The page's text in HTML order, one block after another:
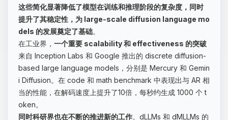
这些简化显著降低了模型在训练和推理阶段的复杂度，同时
提升了其稳定性，为 large-scale diffusion language mo
dels 的发展奠定了基础。
在工业界， 一个重要 scalability 和 effectiveness 的突破
来自 Inception Labs 和 Google 推出的 discrete diffusion-
based large language models，分别是 Mercury 和 Gemin
i Diffusion。在 code 和 math benchmark 中表现出与 AR 相
当的性能，在解码速度上提升了10倍，每秒约生成 1000 个 t
oken。
同时科研界也在不断的推进新的工作。dLLMs 和 dMLLMs 的